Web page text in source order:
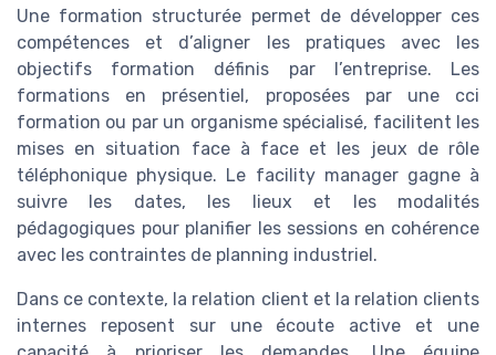
Une formation structurée permet de développer ces
compétences et d’aligner les pratiques avec les
objectifs formation définis par l’entreprise. Les
formations en présentiel, proposées par une cci
formation ou par un organisme spécialisé, facilitent les
mises en situation face à face et les jeux de rôle
téléphonique physique. Le facility manager gagne à
suivre les dates, les lieux et les modalités
pédagogiques pour planifier les sessions en cohérence
avec les contraintes de planning industriel.
Dans ce contexte, la relation client et la relation clients
internes reposent sur une écoute active et une